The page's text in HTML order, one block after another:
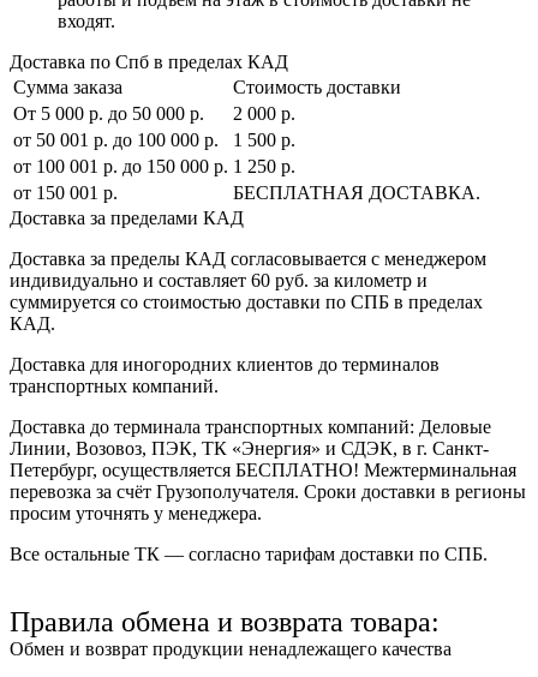
входят.
Доставка по Спб в пределах КАД
Сумма заказа
Стоимость доставки
От 5 000 р. до 50 000 р.
2 000 р.
от 50 001 р. до 100 000 р.
1 500 р.
от 100 001 р. до 150 000 р. 1 250 р.
от 150 001 р.
БЕСПЛАТНАЯ ДОСТАВКА.
Доставка за пределами КАД
Доставка за пределы КАД согласовывается с менеджером
индивидуально и составляет 60 руб. за километр и
суммируется со стоимостью доставки по СПБ в пределах
КАД.
Доставка для иногородних клиентов до терминалов
транспортных компаний.
Доставка до терминала транспортных компаний: Деловые
Линии, Возовоз, ПЭК, ТК «Энергия» и СДЭК, в г. Санкт-
Петербург, осуществляется БЕСПЛАТНО! Межтерминальная
перевозка за счёт Грузополучателя. Сроки доставки в регионы
просим уточнять у менеджера.
Все остальные ТК — согласно тарифам доставки по СПБ.
Правила обмена и возврата товара:
Обмен и возврат продукции ненадлежащего качества